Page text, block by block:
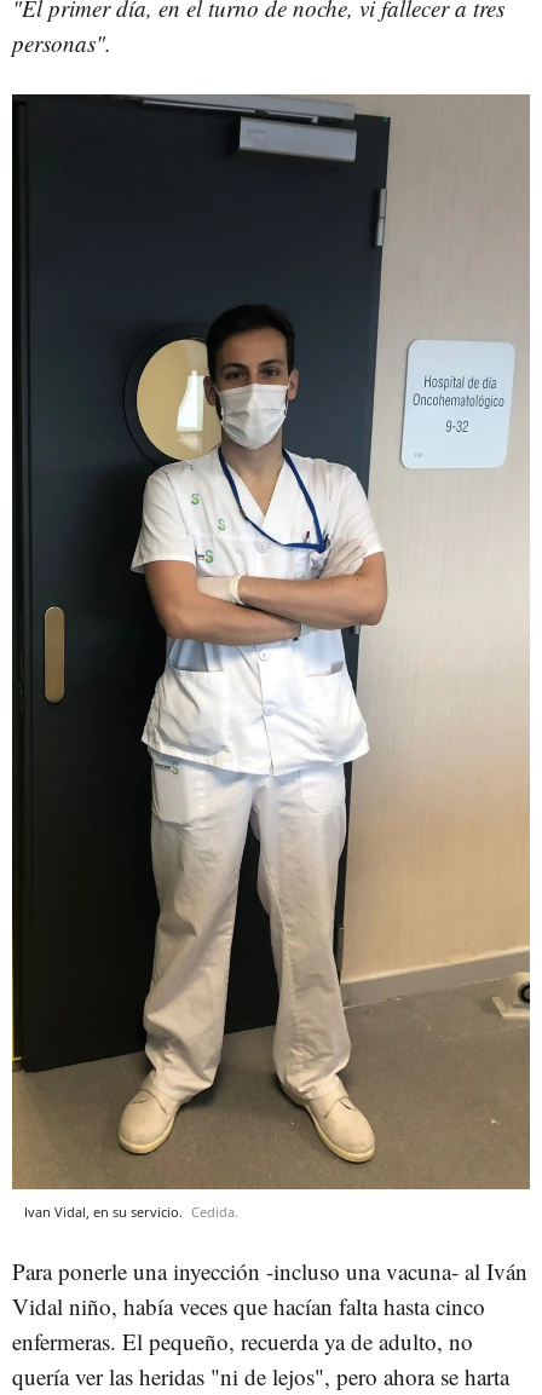
"El primer día, en el turno de noche, vi fallecer a tres
personas".
Ivan Vidal, en su servicio. Cedida.
Para ponerle una inyección -incluso una vacuna- al Iván
Vidal niño, había veces que hacían falta hasta cinco
enfermeras. El pequeño, recuerda ya de adulto, no
quería ver las heridas "ni de lejos", pero ahora se harta